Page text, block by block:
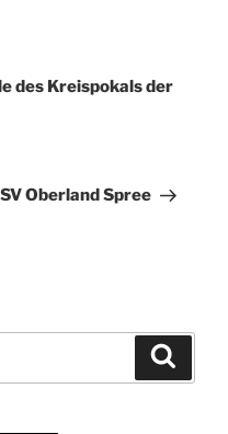
des Kreispokals der
Oberland Spree